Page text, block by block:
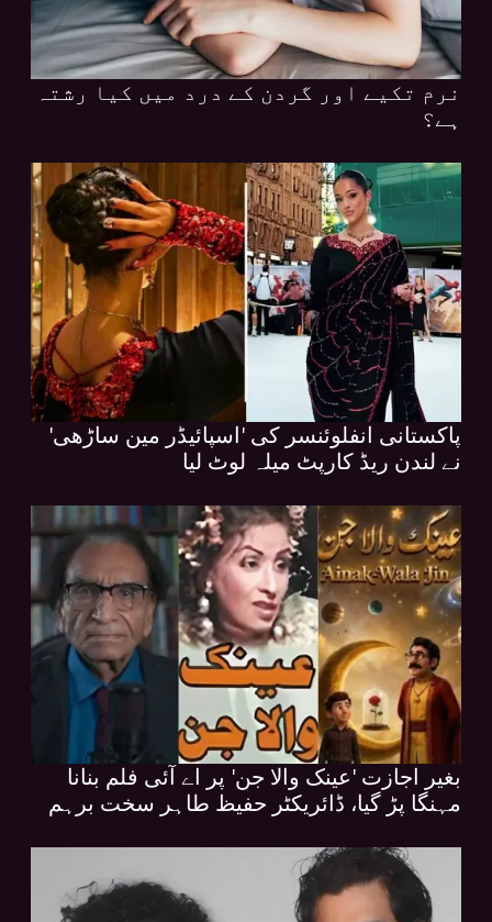
نرم تکیے اور گردن کے درد میں کیا رشتہ
ہے؟
پاکستانی انفلوئنسر کی 'اسپائیڈر مین ساڑھی'
نے لندن ریڈ کارپٹ میلہ لوٹ لیا
بغیر اجازت 'عینک والا جن' پر اے آئی فلم بنانا
مہنگا پڑ گیا، ڈائریکٹر حفیظ طاہر سخت برہم